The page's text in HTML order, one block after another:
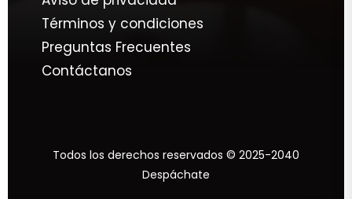
Términos y condiciones
Preguntas Frecuentes
Contáctanos
Todos los derechos reservados © 2025-2040
Despáchate